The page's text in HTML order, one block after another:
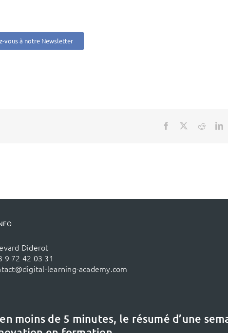
vous à notre Newsletter
Diderot
9 72 42 03 31
learning-academy.com
en moins de 5 minutes, le résumé d’une